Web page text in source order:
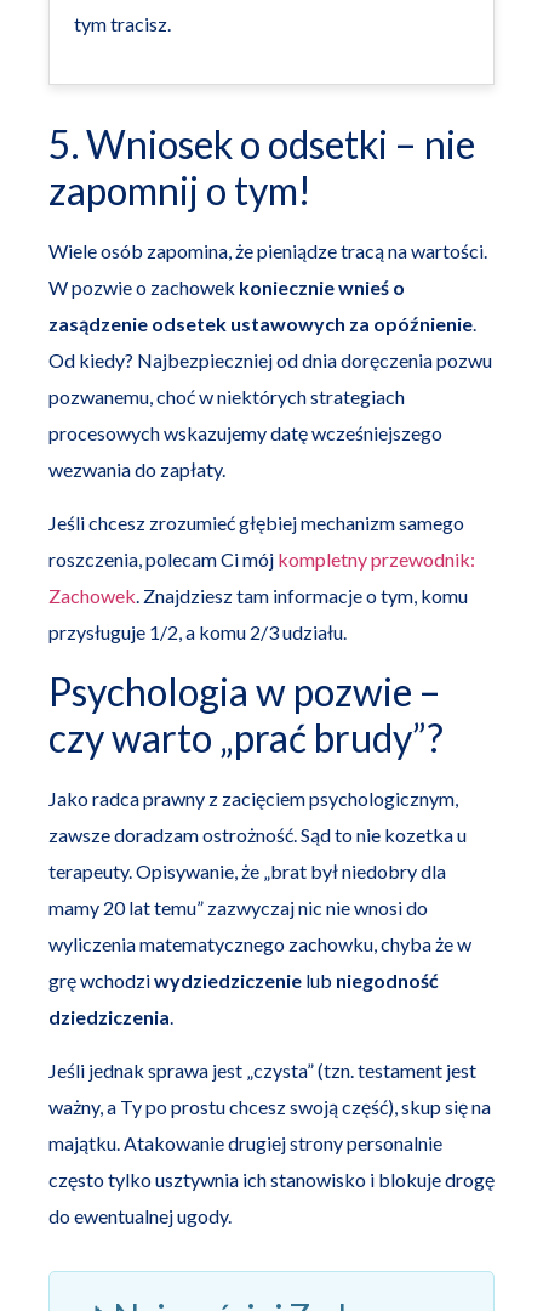
tym tracisz.
5. Wniosek o odsetki – nie
zapomnij o tym!
Wiele osób zapomina, że pieniądze tracą na wartości.
W pozwie o zachowek koniecznie wnieś o
zasądzenie odsetek ustawowych za opóźnienie.
Od kiedy? Najbezpieczniej od dnia doręczenia pozwu
pozwanemu, choć w niektórych strategiach
procesowych wskazujemy datę wcześniejszego
wezwania do zapłaty.
Jeśli chcesz zrozumieć głębiej mechanizm samego
roszczenia, polecam Ci mój kompletny przewodnik:
Zachowek. Znajdziesz tam informacje o tym, komu
przysługuje 1/2, a komu 2/3 udziału.
Psychologia w pozwie –
czy warto „prać brudy”?
Jako radca prawny z zacięciem psychologicznym,
zawsze doradzam ostrożność. Sąd to nie kozetka u
terapeuty. Opisywanie, że „brat był niedobry dla
mamy 20 lat temu” zazwyczaj nic nie wnosi do
wyliczenia matematycznego zachowku, chyba że w
grę wchodziwydziedziczenie lub niegodność
dziedziczenia.
Jeśli jednak sprawa jest „czysta” (tzn. testament jest
ważny, a Ty po prostu chcesz swoją część), skup się na
majątku. Atakowanie drugiej strony personalnie
często tylko usztywnia ich stanowisko i blokuje drogę
do ewentualnej ugody.